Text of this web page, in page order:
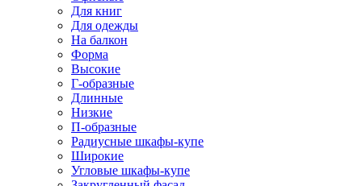
Для книг
Для одежды
На балкон
Форма
Высокие
Г-образные
Длинные
Низкие
П-образные
Радиусные шкафы-купе
Широкие
Угловые шкафы-купе